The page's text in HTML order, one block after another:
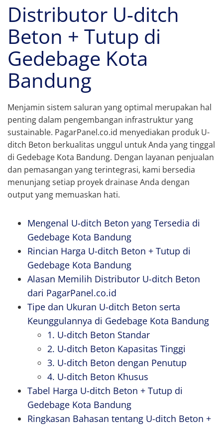
Distributor U-ditch
Beton + Tutup di
Gedebage Kota
Bandung
Menjamin sistem saluran yang optimal merupakan hal
penting dalam pengembangan infrastruktur yang
sustainable. PagarPanel.co.id menyediakan produk U-
ditch Beton berkualitas unggul untuk Anda yang tinggal
di Gedebage Kota Bandung. Dengan layanan penjualan
dan pemasangan yang terintegrasi, kami bersedia
menunjang setiap proyek drainase Anda dengan
output yang memuaskan hati.
Mengenal U-ditch Beton yang Tersedia di
Gedebage Kota Bandung
Rincian Harga U-ditch Beton + Tutup di
Gedebage Kota Bandung
Alasan Memilih Distributor U-ditch Beton
dari PagarPanel.co.id
Tipe dan Ukuran U-ditch Beton serta
Keunggulannya di Gedebage Kota Bandung
1. U-ditch Beton Standar
2. U-ditch Beton Kapasitas Tinggi
3. U-ditch Beton dengan Penutup
4. U-ditch Beton Khusus
Tabel Harga U-ditch Beton + Tutup di
Gedebage Kota Bandung
Ringkasan Bahasan tentang U-ditch Beton +